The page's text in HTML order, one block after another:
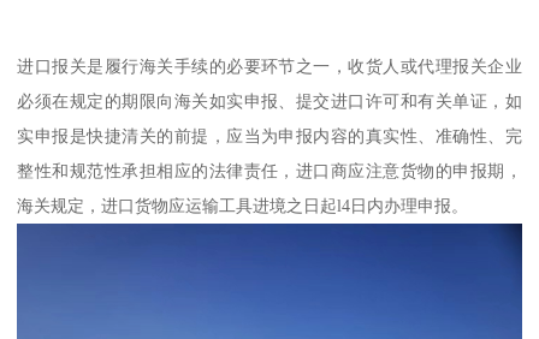
进口报关是履行海关手续的必要环节之一，收货人或代理报关企业
必须在规定的期限向海关如实申报、提交进口许可和有关单证，如
实申报是快捷清关的前提，应当为申报内容的真实性、准确性、完
整性和规范性承担相应的法律责任，进口商应注意货物的申报期，
海关规定，进口货物应运输工具进境之日起l4日内办理申报。